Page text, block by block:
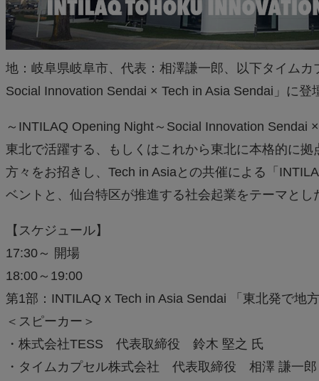
地：岐阜県岐阜市、代表：相澤謙一郎、以下タイム
Social Innovation Sendai × Tech in Asia Sendai」に登
～INTILAQ Opening Night～Social Innovation Sendai
東北で活躍する、もしくはこれから東北に本格的に
方々をお招きし、Tech in Asiaとの共催による「
ベントと、仙台特区が推進する社会起業をテーマと
【スケジュール】
17:30～ 開場
18:00～19:00
第1部：INTILAQ x Tech in Asia Sendai 「東北発で地
＜スピーカー＞
・株式会社TESS 代表取締役 鈴木 堅之 氏
・タイムカプセル株式会社 代表取締役 相澤 謙一郎